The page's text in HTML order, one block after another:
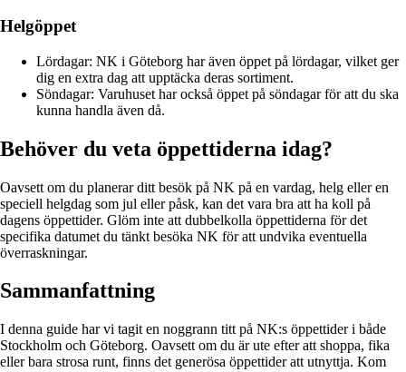
Helgöppet
Lördagar: NK i Göteborg har även öppet på lördagar, vilket ger
dig en extra dag att upptäcka deras sortiment.
Söndagar: Varuhuset har också öppet på söndagar för att du ska
kunna handla även då.
Behöver du veta öppettiderna idag?
Oavsett om du planerar ditt besök på NK på en vardag, helg eller en
speciell helgdag som jul eller påsk, kan det vara bra att ha koll på
dagens öppettider. Glöm inte att dubbelkolla öppettiderna för det
specifika datumet du tänkt besöka NK för att undvika eventuella
överraskningar.
Sammanfattning
I denna guide har vi tagit en noggrann titt på NK:s öppettider i både
Stockholm och Göteborg. Oavsett om du är ute efter att shoppa, fika
eller bara strosa runt, finns det generösa öppettider att utnyttja. Kom